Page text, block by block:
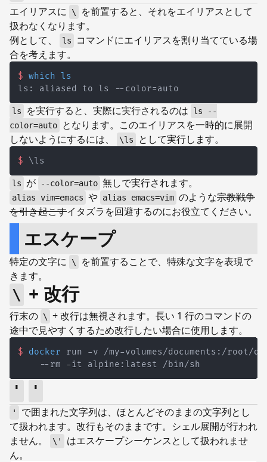
エイリアスに \
を前置すると、それをエイリアスとして
扱わなくなります。
例として、
ls
コマンドにエイリアスを割り当てている場
合を考えます。
$ which ls
ls を実行すると、実際に実行されるのは
ls --
color=auto
となります。このエイリアスを一時的に展開
しないようにするには、
\ls として実行します。
$ \ls
ls が --color=auto 無しで実行されます。
alias vim=emacs や alias emacs=vim のような宗教戦争
を引き起こすイタズラを回避するのにお役立てください。
エスケープ
特定の文字に \
を前置することで、特殊な文字を表現で
きます。
\ + 改行
行末の \
+ 改行は無視されます。長い 1 行のコマンドの
途中で見やすくするため改行したい場合に使用します。
$ docker run -v /my-volumes/documents:/root/
    --rm -it alpine:latest /bin/sh
' '
'
で囲まれた文字列は、ほとんどそのままの文字列とし
て扱われます。改行もそのままです。シェル展開が行われ
ません。
\'
はエスケープシーケンスとして扱われませ
ん。